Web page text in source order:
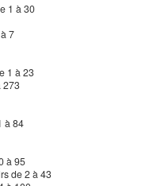
1 à 30
7
1 à 23
273
à 84
à 95
de 2 à 43